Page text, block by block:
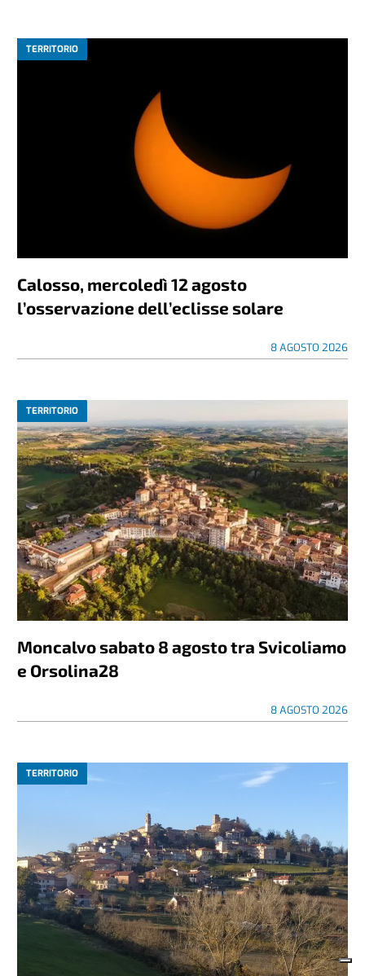
TERRITORIO
Calosso, mercoledì 12 agosto
l’osservazione dell’eclisse solare
8 AGOSTO 2026
TERRITORIO
Moncalvo sabato 8 agosto tra Svicoliamo
e Orsolina28
8 AGOSTO 2026
TERRITORIO